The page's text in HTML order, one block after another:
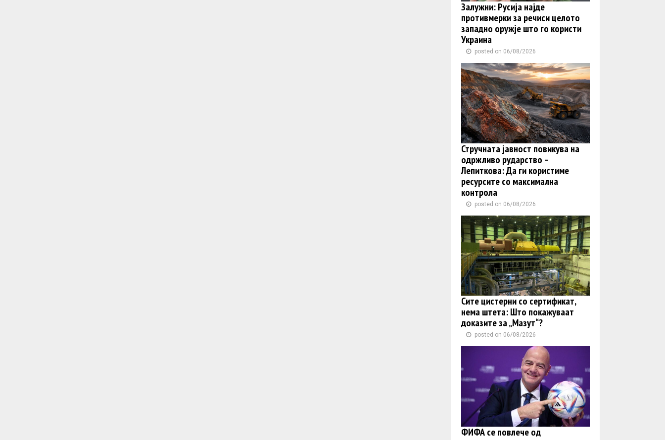
Залужни: Русија најде
противмерки за речиси целото
западно оружје што го користи
Украина
posted on 06/08/2026
Стручната јавност повикува на
одржливо рударство –
Лепиткова: Да ги користиме
ресурсите со максимална
контрола
posted on 06/08/2026
Сите цистерни со сертификат,
нема штета: Што покажуваат
доказите за „Мазут“?
posted on 06/08/2026
ФИФА се повлече од